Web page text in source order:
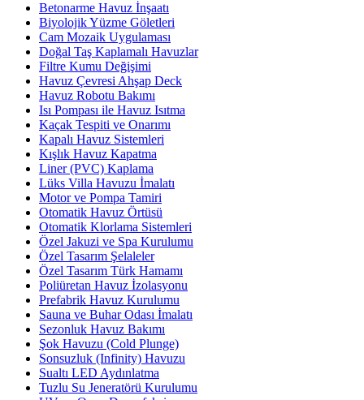
Betonarme Havuz İnşaatı
Biyolojik Yüzme Göletleri
Cam Mozaik Uygulaması
Doğal Taş Kaplamalı Havuzlar
Filtre Kumu Değişimi
Havuz Çevresi Ahşap Deck
Havuz Robotu Bakımı
Isı Pompası ile Havuz Isıtma
Kaçak Tespiti ve Onarımı
Kapalı Havuz Sistemleri
Kışlık Havuz Kapatma
Liner (PVC) Kaplama
Lüks Villa Havuzu İmalatı
Motor ve Pompa Tamiri
Otomatik Havuz Örtüsü
Otomatik Klorlama Sistemleri
Özel Jakuzi ve Spa Kurulumu
Özel Tasarım Şelaleler
Özel Tasarım Türk Hamamı
Poliüretan Havuz İzolasyonu
Prefabrik Havuz Kurulumu
Sauna ve Buhar Odası İmalatı
Sezonluk Havuz Bakımı
Şok Havuzu (Cold Plunge)
Sonsuzluk (Infinity) Havuzu
Sualtı LED Aydınlatma
Tuzlu Su Jeneratörü Kurulumu